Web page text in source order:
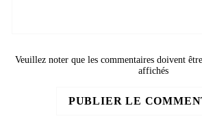
Veuillez noter que les commentaires doivent
affichés
PUBLIER LE